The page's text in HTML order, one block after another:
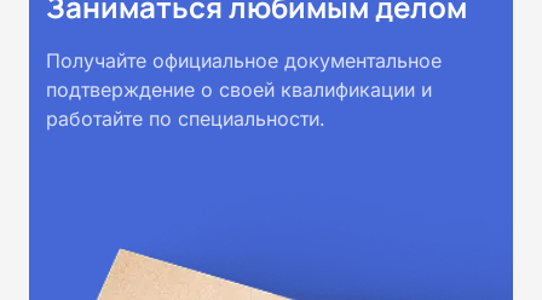
Получайте официальное документальное
подтверждение о своей квалификации и
работайте по специальности.